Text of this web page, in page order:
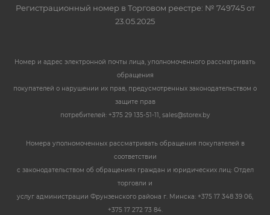
Регистрационный номер в Торговом реестре: № 749745 от
23.05.2025
Номер и адрес электронной почты лица, уполномоченного рассматривать
обращения
покупателей о нарушении их прав, предусмотренных законодательством о
защите прав
потребителей: +375 29 135-51-11, sales@storex.by
Номера уполномоченных рассматривать обращения покупателей в
соответствии
с законодательством об обращениях граждан и юридических лиц: Отдел
торговли и
услуг администрации Фрунзенского района г. Минска: +375 17 348 39 06,
+375 17 272 73 84.